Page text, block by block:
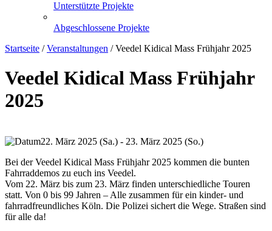
Unterstützte Projekte
Abgeschlossene Projekte
Startseite /Veranstaltungen /Veedel Kidical Mass Frühjahr 2025
Veedel Kidical Mass Frühjahr
2025
22. März 2025 (Sa.) - 23. März 2025 (So.)
Bei der Veedel Kidical Mass Frühjahr 2025 kommen die bunten
Fahrraddemos zu euch ins Veedel.
Vom 22. März bis zum 23. März finden unterschiedliche Touren
statt. Von 0 bis 99 Jahren – Alle zusammen für ein kinder- und
fahrradfreundliches Köln. Die Polizei sichert die Wege. Straßen sind
für alle da!